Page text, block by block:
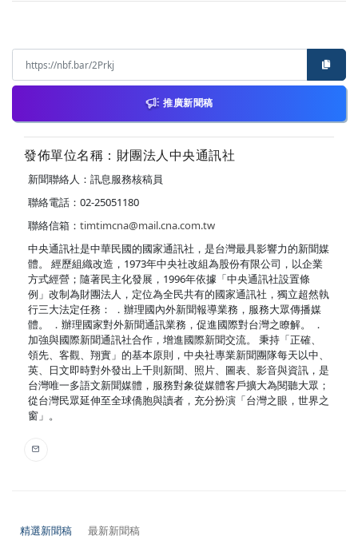
推廣新聞稿
發佈單位名稱：財團法人中央通訊社
新聞聯絡人：訊息服務核稿員
聯絡電話：02-25051180
聯絡信箱： timtimcna@mail.cna.com.tw
中央通訊社是中華民國的國家通訊社，是台灣最具影響力的新聞媒
體。 經歷組織改造，1973年中央社改組為股份有限公司，以企業
方式經營；隨著民主化發展，1996年依據「中央通訊社設置條
例」改制為財團法人，定位為全民共有的國家通訊社，獨立超然執
行三大法定任務： ．辦理國內外新聞報導業務，服務大眾傳播媒
體。 ．辦理國家對外新聞通訊業務，促進國際對台灣之瞭解。 ．
加強與國際新聞通訊社合作，增進國際新聞交流。 秉持「正確、
領先、客觀、翔實」的基本原則，中央社專業新聞團隊每天以中、
英、日文即時對外發出上千則新聞、照片、圖表、影音與資訊，是
台灣唯一多語文新聞媒體，服務對象從媒體客戶擴大為閱聽大眾；
從台灣民眾延伸至全球僑胞與讀者，充分扮演「台灣之眼，世界之
窗」。
精選新聞稿 最新新聞稿